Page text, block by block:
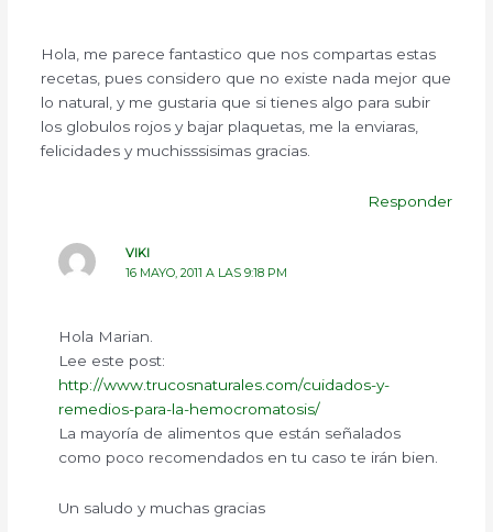
Hola, me parece fantastico que nos compartas estas
recetas, pues considero que no existe nada mejor que
lo natural, y me gustaria que si tienes algo para subir
los globulos rojos y bajar plaquetas, me la enviaras,
felicidades y muchisssisimas gracias.
Responder
VIKI
16 MAYO, 2011 A LAS 9:18 PM
Hola Marian.
Lee este post:
http://www.trucosnaturales.com/cuidados-y-
remedios-para-la-hemocromatosis/
La mayoría de alimentos que están señalados
como poco recomendados en tu caso te irán bien.
Un saludo y muchas gracias